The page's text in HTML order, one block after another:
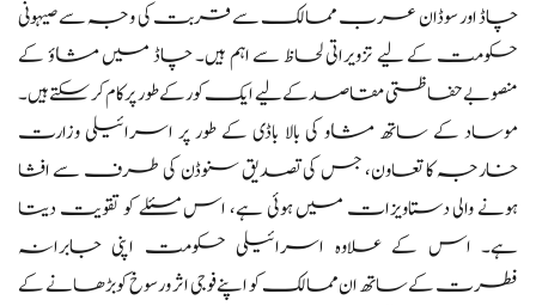
چاڈ اور سوڈان عرب ممالک سے قربت کی وجہ سے صیہونی
حکومت کے لیے تزویراتی لحاظ سے اہم ہیں۔ چاڈ میں مشاؤ کے
منصوبے حفاظتی مقاصد کے لیے ایک کور کے طور پر کام کر سکتے ہیں۔
موساد کے ساتھ مشاو کی بالا باڈی کے طور پر اسرائیلی وزارت
خارجہ کا تعاون، جس کی تصدیق سنوڈن کی طرف سے افشا
ہونے والی دستاویزات میں ہوئی ہے، اس مسئلے کو تقویت دیتا
ہے۔ اس کے علاوہ اسرائیلی حکومت اپنی جابرانہ
فطرت کے ساتھ ان ممالک کو اپنے فوجی اثر و رسوخ کو بڑھانے کے